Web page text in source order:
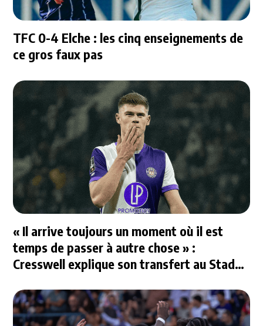
TFC 0-4 Elche : les cinq enseignements de
ce gros faux pas
« Il arrive toujours un moment où il est
temps de passer à autre chose » :
Cresswell explique son transfert au Stade